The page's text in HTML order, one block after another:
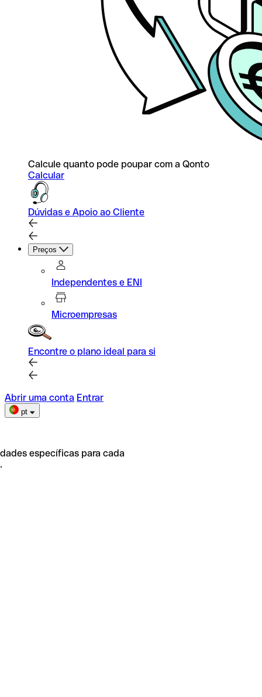
Calcule quanto pode poupar com a Qonto
Calcular
Dúvidas e Apoio ao Cliente
Preços
Independentes e ENI
Microempresas
Encontre o plano ideal para si
Abrir uma conta Entrar
pt
específicas para cada